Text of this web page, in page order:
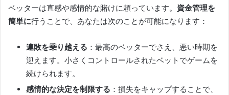
ベッターは直感や感情的な賭けに頼っています。 資金管理を
簡単に行うことで、あなたは次のことが可能になります：
連敗を乗り越える ：最高のベッターでさえ、悪い時期を
迎えます。小さくコントロールされたベットでゲームを
続けられます。
感情的な決定を制限する ：損失をキャップすることで、